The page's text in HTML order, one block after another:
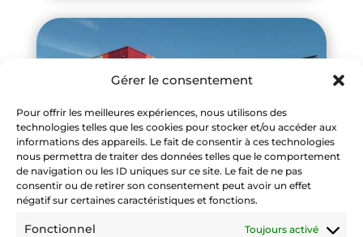
Gérer le consentement
Pour offrir les meilleures expériences, nous utilisons des
technologies telles que les cookies pour stocker et/ou accéder aux
informations des appareils. Le fait de consentir à ces technologies
nous permettra de traiter des données telles que le comportement
de navigation ou les ID uniques sur ce site. Le fait de ne pas
consentir ou de retirer son consentement peut avoir un effet
négatif sur certaines caractéristiques et fonctions.
Fonctionnel Toujours activé